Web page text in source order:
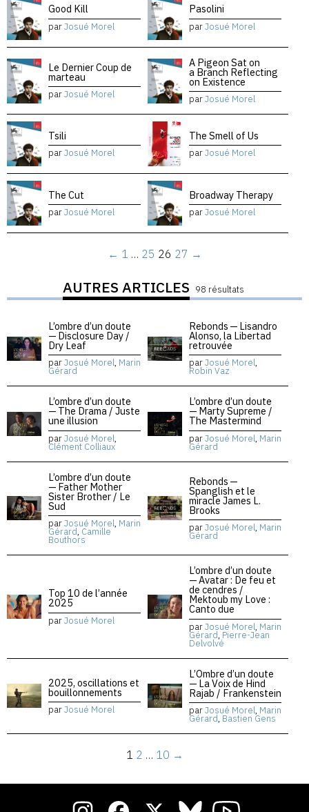
Good Kill
parJosué Morel
Pasolini
parJosué Morel
Le Dernier Coup de
marteau
parJosué Morel
A Pigeon Sat on
a Branch Reflecting
on Existence
parJosué Morel
Tsili
parJosué Morel
The Smell of Us
parJosué Morel
The Cut
parJosué Morel
Broadway Therapy
parJosué Morel
← 1 … 25 26 27 →
AUTRES ARTICLES 98 résultats
L’ombre d’un doute
— Disclosure Day /
Dry Leaf
parJosué Morel, Marin
Gérard
Rebonds — Lisandro
Alonso, la Libertad
retrouvée
parJosué Morel,
Robin Vaz
L’ombre d’un doute
— The Drama / Juste
une illusion
parJosué Morel,
Clément Colliaux
L’ombre d’un doute
— Marty Supreme /
The Mastermind
parJosué Morel, Marin
Gérard
L’ombre d’un doute
— Father Mother
Sister Brother / Le
Sud
parJosué Morel, Marin
Gérard, Camille
Bouthors
Rebonds —
Spanglish et le
miracle James L.
Brooks
parJosué Morel, Marin
Gérard
Top 10 de l’année
2025
parJosué Morel
L’ombre d’un doute
— Avatar : De feu et
de cendres /
Mektoub my Love :
Canto due
parJosué Morel, Marin
Gérard, Pierre-Jean
Delvolvé
2025, oscillations et
bouillonnements
parJosué Morel
L’Ombre d’un doute
— La Voix de Hind
Rajab / Frankenstein
parJosué Morel, Marin
Gérard, Bastien Gens
1 2 … 10 →